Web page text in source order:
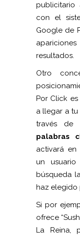
publicitario
con el
Google de
resultados.
Otro
Por Click
a llegar a
través de
palabras
activará
un
búsqueda
haz elegido
Si por
ofrece
La Reina,